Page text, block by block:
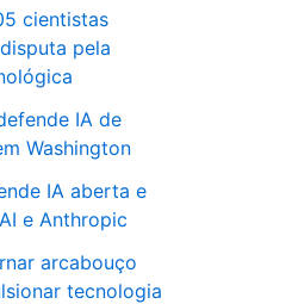
cientistas
pela
IA de
Washington
IA aberta e
e Anthropic
arcabouço
tecnologia